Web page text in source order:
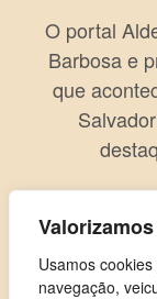
Usamos
navegação,
O portal
Barbosa e
que